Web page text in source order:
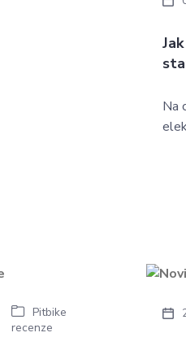
Na
Pitbike
recenze